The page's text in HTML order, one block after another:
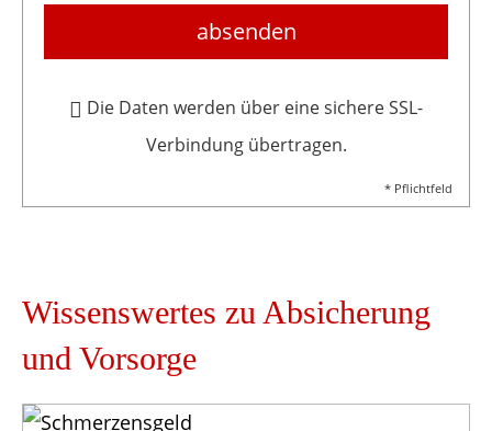
absenden
Die Daten werden über eine sichere SSL-
Verbindung übertragen.
* Pflichtfeld
Wissenswertes zu Absicherung
und Vorsorge